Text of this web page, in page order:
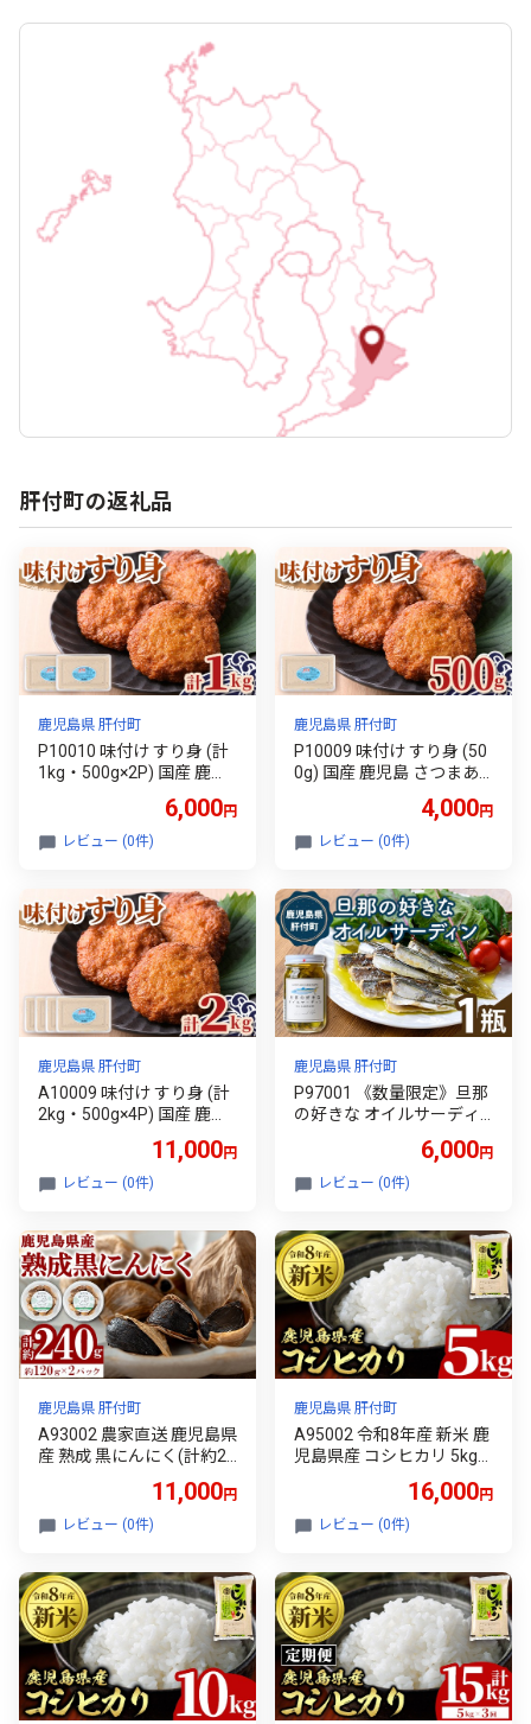
肝付町の返礼品
鹿児島県 肝付町
P10010 味付け すり身 (計
1kg・500g×2P) 国産 鹿児
薩摩揚げ つきあげ つみれ
おかず おつまみ おでん 鍋
6,000円
レビュー (0件)
鹿児島県 肝付町
P10009 味付け すり身 (50
0g) 国産 鹿児島 さつまあ
きあげ つみれ おかず おつ
まみ おでん 鍋 お惣菜 冷凍
4,000円
レビュー (0件)
鹿児島県 肝付町
A10009 味付け すり身 (計
2kg・500g×4P) 国産 鹿児
薩摩揚げ つきあげ つみれ
おかず おつまみ おでん 鍋
11,000円
レビュー (0件)
鹿児島県 肝付町
P97001 《数量限定》旦那
の好きな オイルサーディ
鰯 いわし 瓶詰め 手作り オ
イル漬け アヒージョ おつ
6,000円
レビュー (0件)
鹿児島県 肝付町
A93002 農家直送 鹿児島県
産 熟成 黒にんにく(計約24
児島 国産 ニンニク 大蒜 ガ
ーリック 野菜 薬味 発酵 小
11,000円
レビュー (0件)
鹿児島県 肝付町
A95002 令和8年産 新米 鹿
児島県産 コシヒカリ 5kg
しひかり 単一米 ごはん ご
飯 お米 コメ こめ【山下商
16,000円
レビュー (0件)